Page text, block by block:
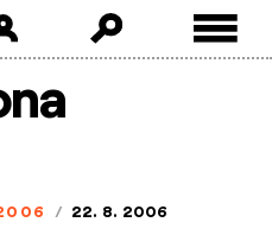
/ 22. 8. 2006